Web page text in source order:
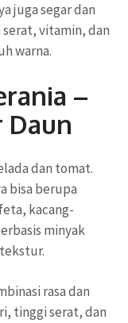
juga segar dan
serat, vitamin, dan
warna.
–
Daun
dan tomat.
bisa berupa
kacang-
minyak
rasa dan
tinggi serat, dan